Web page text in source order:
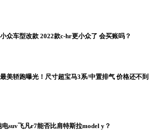
众车型改款 2022款c-hr更小众了 会买账吗？
美轿跑曝光！尺寸超宝马3系/中置排气 价格还不到
suv飞凡r7能否比肩特斯拉model y？